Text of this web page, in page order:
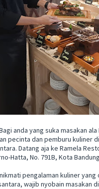
Bagi anda yang suka masakan
pecinta dan pemburu kuliner
Datang aja ke Ramela
Hatta, No. 791B, Kota
pengalaman kuliner
wajib nyobain masakan